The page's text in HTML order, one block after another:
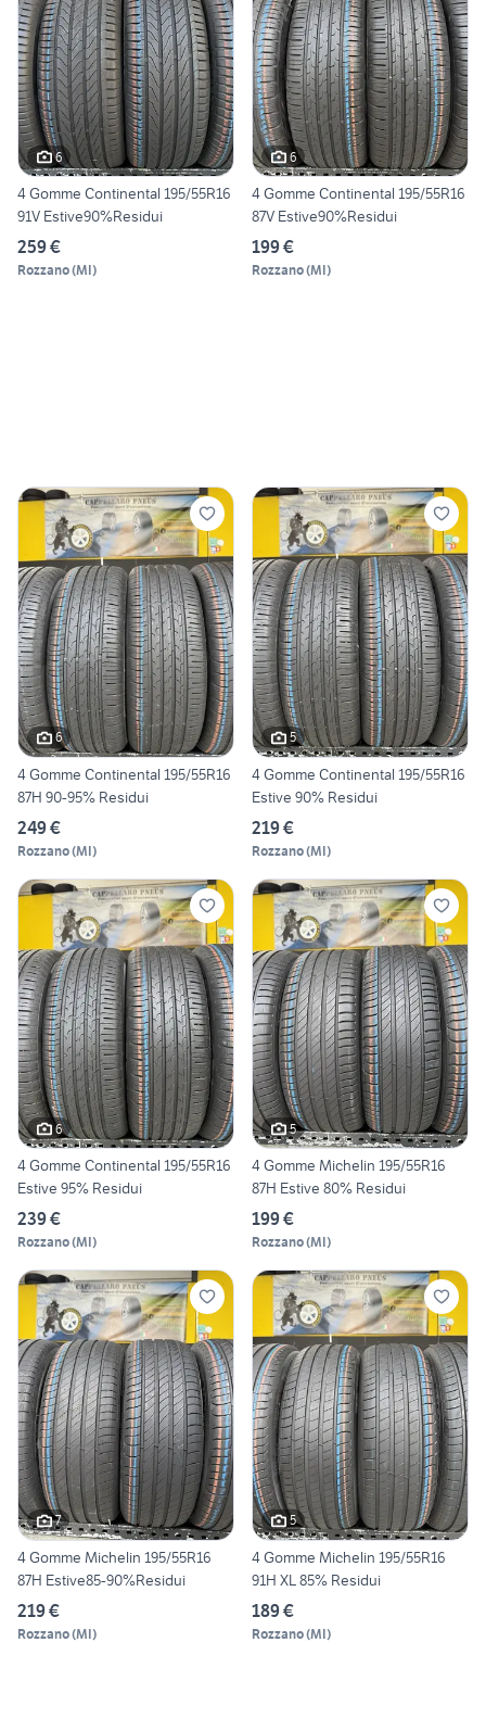
6
4 Gomme Continental 195/55R16
91V Estive90%Residui
259 €
Rozzano(MI)
6
4 Gomme Continental 195/55R16
87V Estive90%Residui
199 €
Rozzano(MI)
6
4 Gomme Continental 195/55R16
87H 90-95% Residui
249 €
Rozzano(MI)
5
4 Gomme Continental 195/55R16
Estive 90% Residui
219 €
Rozzano(MI)
6
4 Gomme Continental 195/55R16
Estive 95% Residui
239 €
Rozzano(MI)
5
4 Gomme Michelin 195/55R16
87H Estive 80% Residui
199 €
Rozzano(MI)
7
4 Gomme Michelin 195/55R16
87H Estive85-90%Residui
219 €
Rozzano(MI)
5
4 Gomme Michelin 195/55R16
91H XL 85% Residui
189 €
Rozzano(MI)